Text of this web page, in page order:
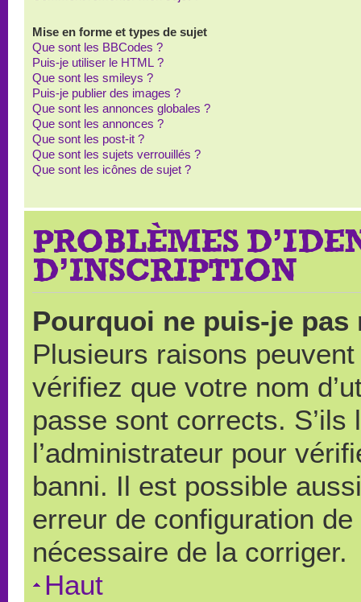
Mise en forme et types de sujet
Que sont les BBCodes ?
Puis-je utiliser le HTML ?
Que sont les smileys ?
Puis-je publier des images ?
Que sont les annonces globales ?
Que sont les annonces ?
Que sont les post-it ?
Que sont les sujets verrouillés ?
Que sont les icônes de sujet ?
PROBLÈMES
D’INSCRIPTION
Pourquoi ne puis-je pas
Plusieurs raisons
vérifiez que votre nom
passe sont corrects.
l’administrateur pour
banni. Il est possible
erreur de configuration
nécessaire de la corriger.
Haut